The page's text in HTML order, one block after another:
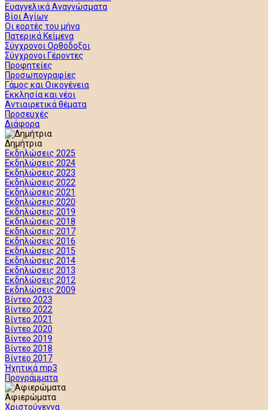
Ευαγγελικά Αναγνώσματα
Βίοι Αγίων
Οι εορτές του μήνα
Πατερικά Κείμενα
Σύγχρονοι Ορθόδοξοι
Σύγχρονοι Γέροντες
Προφητείες
Προσωπογραφίες
Γάμος και Οικογένεια
Εκκλησία και νέοι
Αντιαιρετικά θέματα
Προσευχές
Διάφορα
Δημήτρια
Εκδηλώσεις 2025
Εκδηλώσεις 2024
Εκδηλώσεις 2023
Εκδηλώσεις 2022
Εκδηλώσεις 2021
Εκδηλώσεις 2020
Εκδηλώσεις 2019
Εκδηλώσεις 2018
Εκδηλώσεις 2017
Εκδηλώσεις 2016
Εκδηλώσεις 2015
Εκδηλώσεις 2014
Εκδηλώσεις 2013
Εκδηλώσεις 2012
Εκδηλώσεις 2009
Βίντεο 2023
Βίντεο 2022
Βίντεο 2021
Βίντεο 2020
Βίντεο 2019
Βίντεο 2018
Βίντεο 2017
Ήχητικά mp3
Προγράμματα
Αφιερώματα
Χριστούγεννα